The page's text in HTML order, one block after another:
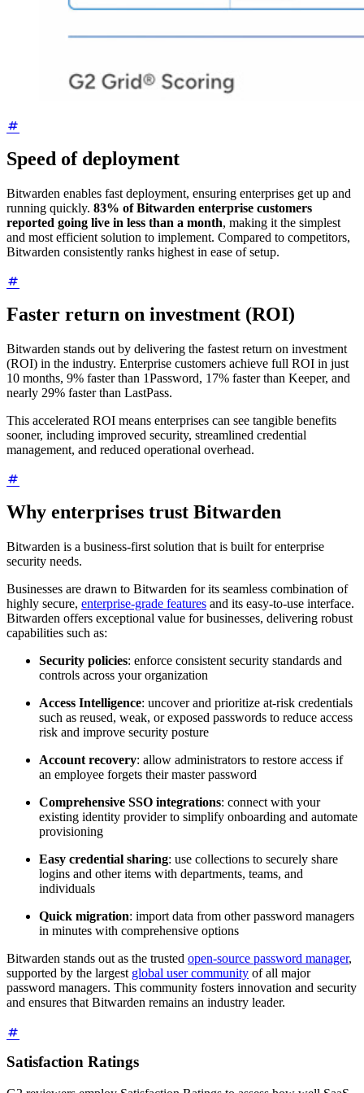
Speed of deployment
Bitwarden enables fast deployment, ensuring enterprises get up and
running quickly. 83% of Bitwarden enterprise customers
reported going live in less than a month, making it the simplest
and most efficient solution to implement. Compared to competitors,
Bitwarden consistently ranks highest in ease of setup.
Faster return on investment (ROI)
Bitwarden stands out by delivering the fastest return on investment
(ROI) in the industry. Enterprise customers achieve full ROI in just
10 months, 9% faster than 1Password, 17% faster than Keeper, and
nearly 29% faster than LastPass.
This accelerated ROI means enterprises can see tangible benefits
sooner, including improved security, streamlined credential
management, and reduced operational overhead.
Why enterprises trust Bitwarden
Bitwarden is a business-first solution that is built for enterprise
security needs.
Businesses are drawn to Bitwarden for its seamless combination of
highly secure, enterprise-grade features and its easy-to-use interface.
Bitwarden offers exceptional value for businesses, delivering robust
capabilities such as:
Security policies: enforce consistent security standards and
controls across your organization
Access Intelligence: uncover and prioritize at-risk credentials
such as reused, weak, or exposed passwords to reduce access
risk and improve security posture
Account recovery: allow administrators to restore access if
an employee forgets their master password
Comprehensive SSO integrations: connect with your
existing identity provider to simplify onboarding and automate
provisioning
Easy credential sharing: use collections to securely share
logins and other items with departments, teams, and
individuals
Quick migration: import data from other password managers
in minutes with comprehensive options
Bitwarden stands out as the trusted open-source password manager,
supported by the largest global user community of all major
password managers. This community fosters innovation and security
and ensures that Bitwarden remains an industry leader.
Satisfaction Ratings